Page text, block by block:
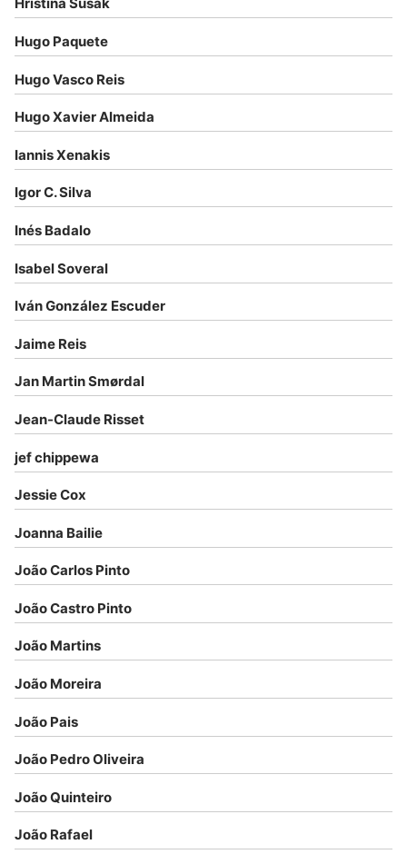
Hristina Šušak
Hugo Paquete
Hugo Vasco Reis
Hugo Xavier Almeida
Iannis Xenakis
Igor C. Silva
Inés Badalo
Isabel Soveral
Iván González Escuder
Jaime Reis
Jan Martin Smørdal
Jean-Claude Risset
jef chippewa
Jessie Cox
Joanna Bailie
João Carlos Pinto
João Castro Pinto
João Martins
João Moreira
João Pais
João Pedro Oliveira
João Quinteiro
João Rafael